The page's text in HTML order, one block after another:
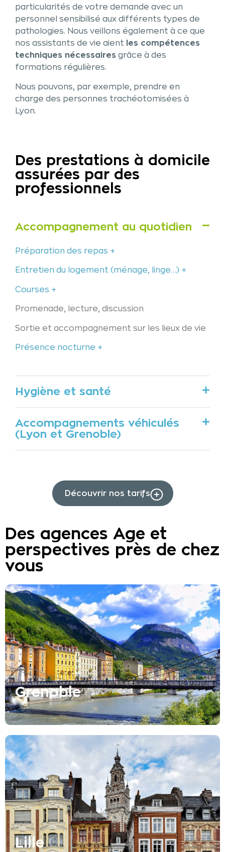
particularités de votre demande avec un
personnel sensibilisé aux différents types de
pathologies. Nous veillons également à ce que
nos assistants de vie aient
les compétences
techniques nécessaires grâce à des
formations régulières.
Nous pouvons, par exemple, prendre en
charge des personnes trachéotomisées à
Lyon.
Des prestations à domicile
assurées par des
professionnels​
Accompagnement au quotidien
Préparation des repas
Entretien du logement (ménage, linge…)
Courses
Promenade, lecture, discussion
Sortie et accompagnement sur les lieux de vie
Présence nocturne
Hygiène et santé
Accompagnements véhiculés
(Lyon et Grenoble)
Découvrir nos tarifs
Des agences Age et
perspectives près de chez
vous
Grenoble
Lille